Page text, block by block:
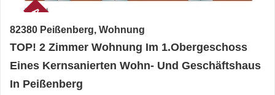
AKTUELL
TOP! 2 Zimmer Wohnung Im 1.Obergeschoss
Eines Kernsanierten Wohn- Und Geschäftshaus
In Peißenberg
82380 Peißenberg, Wohnung